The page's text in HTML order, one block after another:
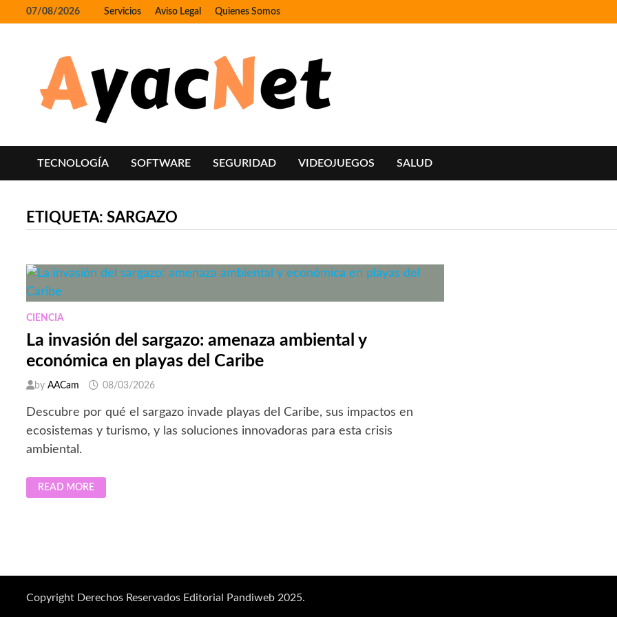
to
07/08/2026 Servicios Aviso Legal Quienes Somos
TECNOLOGÍA SOFTWARE SEGURIDAD VIDEOJUEGOS SALUD
ETIQUETA:SARGAZO
CIENCIA
La invasión del sargazo: amenaza ambiental y
económica en playas del Caribe
byAACam 08/03/2026
Descubre por qué el sargazo invade playas del Caribe, sus impactos en
ecosistemas y turismo, y las soluciones innovadoras para esta crisis
ambiental.
LA
INVASIÓN
DEL
READ MORE
Copyright Derechos Reservados Editorial Pandiweb 2025.